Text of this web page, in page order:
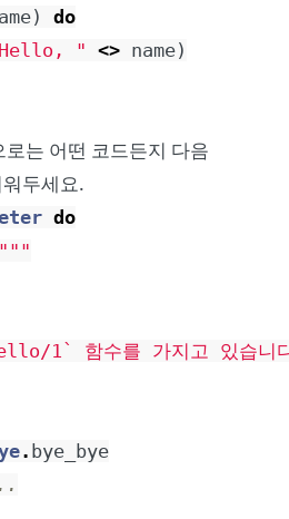
)
do
" <> name)
로는 어떤 코드든지 다음
두세요.
do
"""
1` 함수를 가지고 있습니
. bye_bye